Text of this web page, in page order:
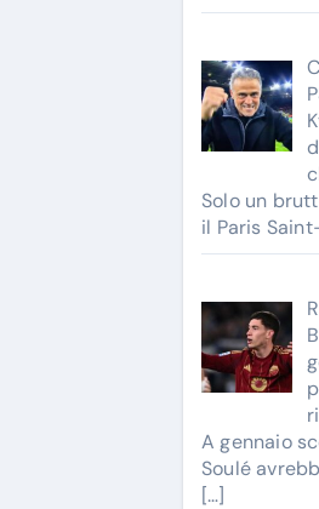
Solo un
il Paris
A gennaio
Soulé
[…]